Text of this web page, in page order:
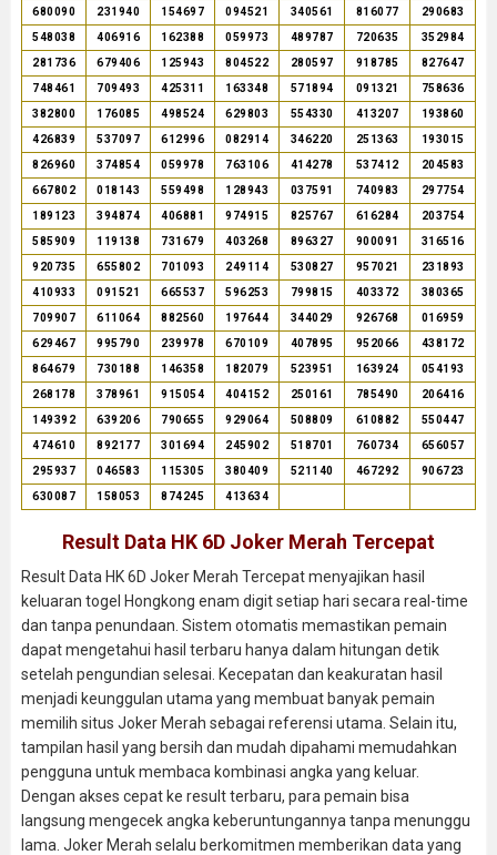
680090 231940 154697 094521 340561 816077 290683
548038 406916 162388 059973 489787 720635 352984
281736 679406 125943 804522 280597 918785 827647
748461 709493 425311 163348 571894 091321 758636
382800 176085 498524 629803 554330 413207 193860
426839 537097 612996 082914 346220 251363 193015
826960 374854 059978 763106 414278 537412 204583
667802 018143 559498 128943 037591 740983 297754
189123 394874 406881 974915 825767 616284 203754
585909 119138 731679 403268 896327 900091 316516
920735 655802 701093 249114 530827 957021 231893
410933 091521 665537 596253 799815 403372 380365
709907 611064 882560 197644 344029 926768 016959
629467 995790 239978 670109 407895 952066 438172
864679 730188 146358 182079 523951 163924 054193
268178 378961 915054 404152 250161 785490 206416
149392 639206 790655 929064 508809 610882 550447
474610 892177 301694 245902 518701 760734 656057
295937 046583 115305 380409 521140 467292 906723
630087 158053 874245 413634
Result Data HK 6D Joker Merah Tercepat
Result Data HK 6D Joker Merah Tercepat menyajikan hasil
keluaran togel Hongkong enam digit setiap hari secara real-time
dan tanpa penundaan. Sistem otomatis memastikan pemain
dapat mengetahui hasil terbaru hanya dalam hitungan detik
setelah pengundian selesai. Kecepatan dan keakuratan hasil
menjadi keunggulan utama yang membuat banyak pemain
memilih situs Joker Merah sebagai referensi utama. Selain itu,
tampilan hasil yang bersih dan mudah dipahami memudahkan
pengguna untuk membaca kombinasi angka yang keluar.
Dengan akses cepat ke result terbaru, para pemain bisa
langsung mengecek angka keberuntungannya tanpa menunggu
lama. Joker Merah selalu berkomitmen memberikan data yang